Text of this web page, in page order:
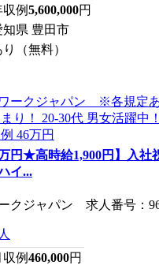
収例5,600,000円
知県 豊田市
り（無料）
万円★高時給1,900円】入社
イ...
クジャパン 求人番号：
収例460,000円